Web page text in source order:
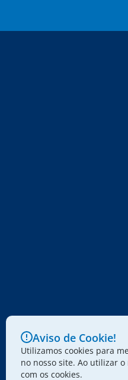
Aviso de Cookie!
Utilizamos cookies para
no nosso site. Ao utilizar
com os cookies.